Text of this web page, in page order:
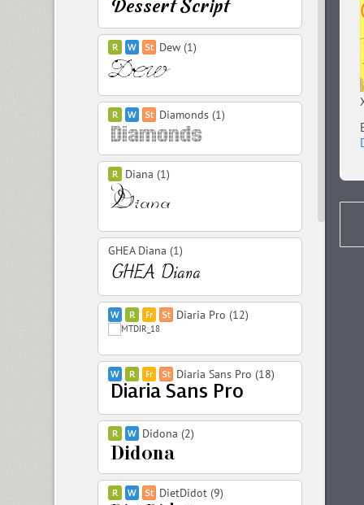
Dew (1)
Diamonds (1)
Diana (1)
GHEA Diana (1)
Diaria Pro (12)
Diaria Sans Pro (18)
Didona (2)
DietDidot (9)